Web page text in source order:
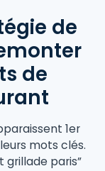
de
de
1er
mots clés.
grillade paris”